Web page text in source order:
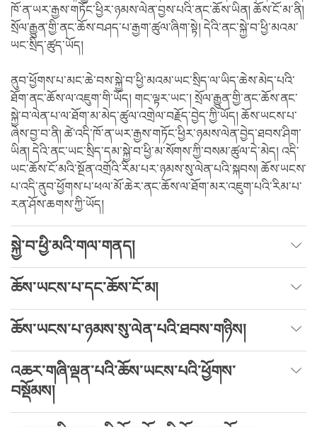
ཁོ་ན་ཡར་རྒྱས་གཏོང་ཕྱིར་ཉམས་ལེན་བྱས་པའི་ནང་ཆོས་ཡིན། ཆོས་ངོ་མ་ནི།
སྲོལ་རྒྱུན་གྱི་ནང་ཆོས་བཤད་པ་རྒྱག་ཚུལ་ཞིག་སྟེ། དེའི་ནང་སྐྱེ་བ་ཕྱི་མའམ་
ཡང་སྲིད་ཚུད་ཡོད།
ནུབ་ཕྱོགས་པ་མང་ཆེ་བས་སྐྱེ་བ་ཕྱི་མའམ་ཡང་སྲིད་ལ་ཡིད་ཆེས་མེད་པའི་
ཐོག་ནང་ཆོས་ལ་འཇུག་གི་ཡོད། གང་ལྟར་ཡང་། སྲོལ་རྒྱུན་གྱི་ནང་ཆོས་ནང་
སྐྱེ་བ་ལེན་པ་ལ་ཐོག་མ་མེད་ཚུལ་འགྲེལ་བརྗོད་བྱེད་ཀྱི་ཡོད། ཆོས་ཡངས་པ་
ཞེས་བྱ་བ་ནི། ཚེ་འདི་ཁོ་ན་ཡར་རྒྱས་གཏོང་ཕྱིར་ཉམས་ལེན་བྱེད་ཐབས་ཤིག་
ཡིན། དེའི་ནང་ཡང་སྲིད་དམ་སྐྱེ་བ་ཕྱི་མ་སོགས་ཀྱི་བསམ་ཚུལ་དེ་མེད། འདི་
ཡང་ཆོས་ངོ་མའི་སྔོན་འགྲོའི་རིམ་པར་ཉམས་སུ་ལེན་པའི་སྐབས། ཆོས་ཡངས་
པ་འདི་ནུབ་ཕྱོགས་པ་ཕལ་མོ་ཆེར་ནང་ཆོས་ལ་ཐོག་མར་འཇུག་པའི་རིམ་པ་
རན་ཤོས་ཆགས་ཀྱི་ཡོད།
སྐྱེ་བ་ཕྱི་མའི་གལ་གནད།
ཆོས་ཡངས་པ་དང་ཆོས་ངོ་མ།
ཆོས་ཡངས་པ་ཉམས་སུ་ལེན་པའི་ཐབས་གཉིས།
འཆར་གཞི་ལྡན་པའི་ཆོས་ཡངས་པའི་ཕྱོགས་
བསྡོམས།